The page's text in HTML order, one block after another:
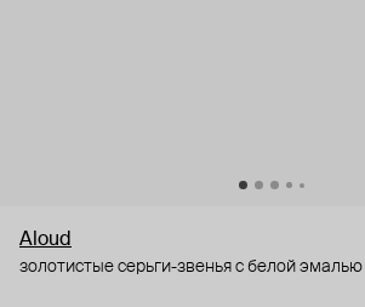
Aloud
золотистые серьги-звенья с белой эмалью